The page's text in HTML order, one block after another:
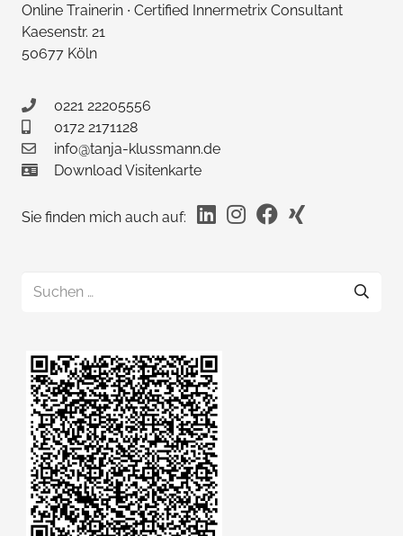
Online Trainerin ∙ Certified Innermetrix Consultant
Kaesenstr. 21
50677 Köln
0221 22205556
0172 2171128
info@tanja-klussmann.de
Download Visitenkarte
Sie finden mich auch auf: